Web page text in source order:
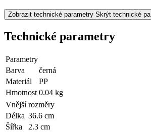
Zobrazit technické parametry Skrýt technické
Technické parametry
Parametry
Barva
černá
Materiál
PP
Hmotnost 0.04 kg
Vnější rozměry
Délka 36.6 cm
Šířka
2.3 cm